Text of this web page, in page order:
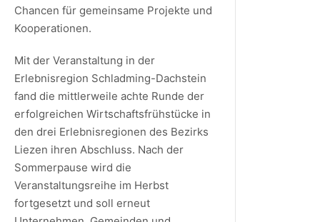
Chancen für gemeinsame Projekte und
Kooperationen.
Mit der Veranstaltung in der
Erlebnisregion Schladming-Dachstein
fand die mittlerweile achte Runde der
erfolgreichen Wirtschaftsfrühstücke in
den drei Erlebnisregionen des Bezirks
Liezen ihren Abschluss. Nach der
Sommerpause wird die
Veranstaltungsreihe im Herbst
fortgesetzt und soll erneut